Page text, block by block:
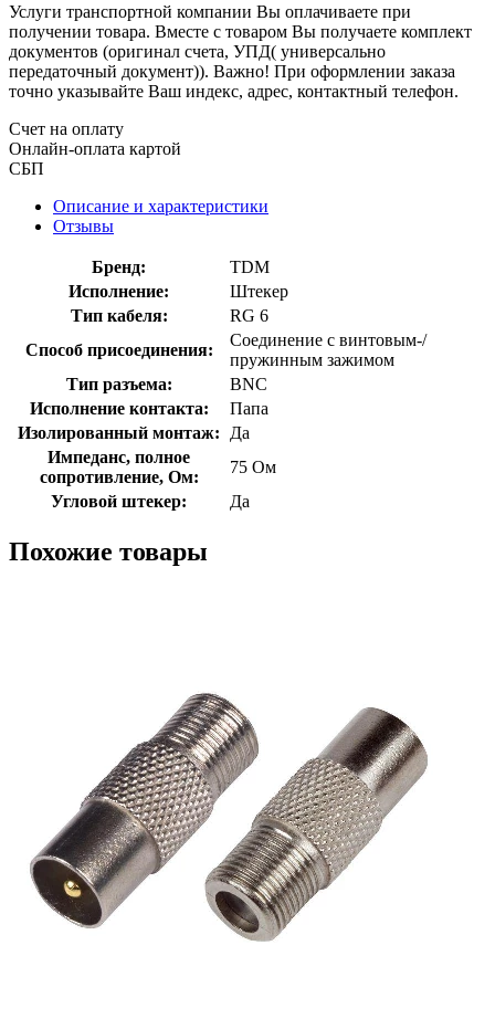
Услуги транспортной компании Вы оплачиваете при
получении товара. Вместе с товаром Вы получаете комплект
документов (оригинал счета, УПД( универсально
передаточный документ)). Важно! При оформлении заказа
точно указывайте Ваш индекс, адрес, контактный телефон.
Счет на оплату
Онлайн-оплата картой
СБП
Описание и характеристики
Отзывы
Бренд:
TDM
Исполнение:
Штекер
Тип кабеля:
RG 6
Способ присоединения:
Соединение с винтовым-/
пружинным зажимом
Тип разъема:
BNC
Исполнение контакта:
Папа
Изолированный монтаж:
Да
Импеданс, полное
сопротивление, Ом:
75 Ом
Угловой штекер:
Да
Похожие товары